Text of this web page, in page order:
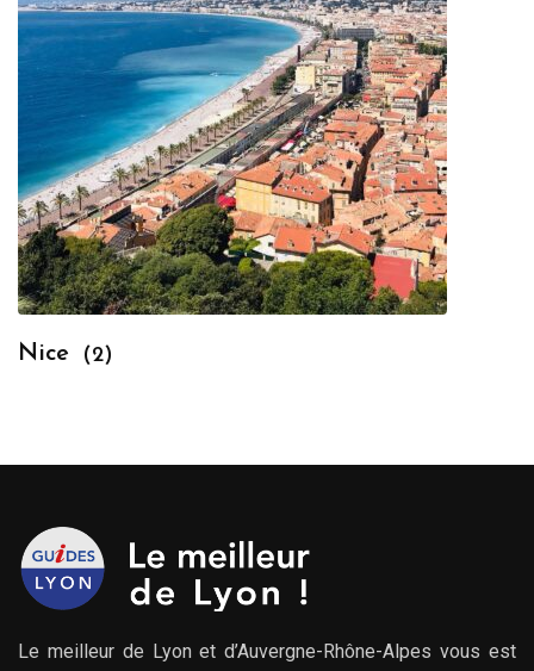
Nice (2)
Le meilleur de Lyon et d’Auvergne-Rhône-Alpes vous est